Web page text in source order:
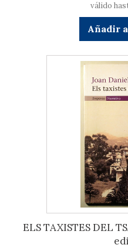
válido
Añadir
ELS TAXISTES DEL